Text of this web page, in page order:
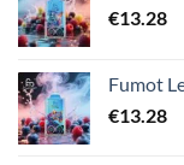
€13.28
Fumot
€13.28